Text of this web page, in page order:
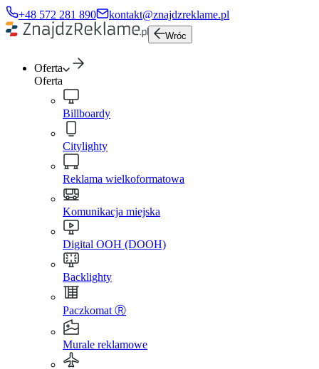
+48 572 281 890 kontakt@znajdzreklame.pl
Wróc
Oferta
Oferta
Billboardy
Citylighty
Reklama wielkoformatowa
Komunikacja miejska
Digital OOH (DOOH)
Backlighty
Paczkomat Ⓡ
Murale reklamowe